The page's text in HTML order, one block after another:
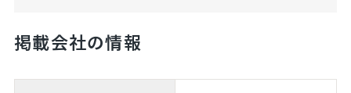
掲載会社の情報